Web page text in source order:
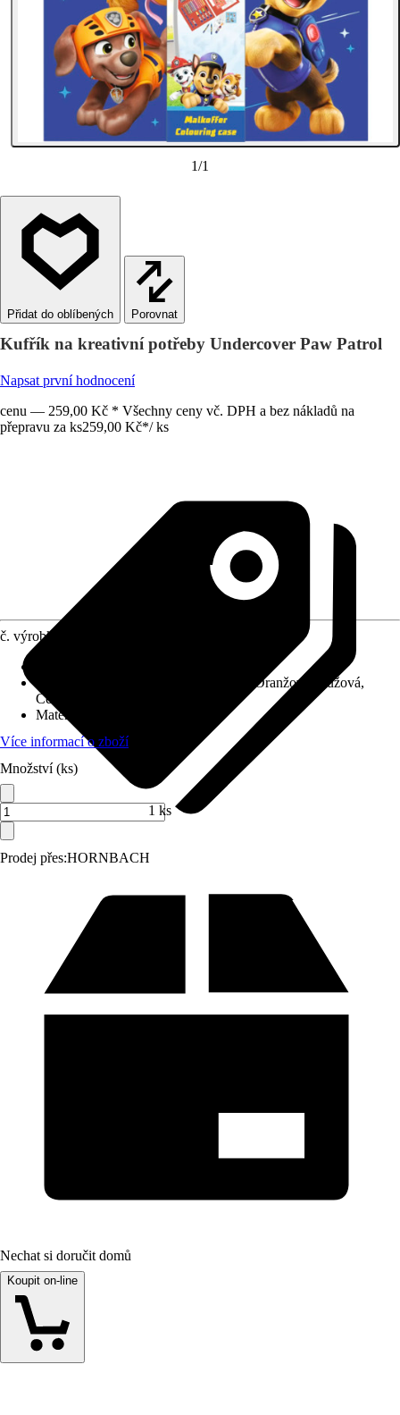
1/1
Porovnat
Kufřík na kreativní potřeby Undercover Paw Patrol
Napsat první hodnocení
cenu — 259,00 Kč * Všechny ceny vč. DPH a bez nákladů na
přepravu za ks259,00 Kč*/ ks
Prodej přes:HORNBACH
č. výrobku
Modrá, Žlutá, Zelená, Oranžová, Růžová,
Červená, Černá
Materiál
Více informací o zboží
Množství (ks)
1 ks
Nechat si doručit domů
Koupit on-line